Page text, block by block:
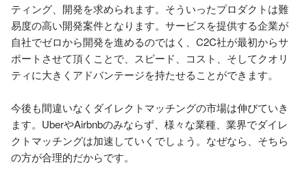
ティング、開発を求められます。そういったプロダクトは難
易度の高い開発案件となります。サービスを提供する企業が
自社でゼロから開発を進めるのではく、C2C社が最初からサ
ポートさせて頂くことで、スピード、コスト、そしてクオリ
ティに大きくアドバンテージを持たせることができます。
今後も間違いなくダイレクトマッチングの市場は伸びていき
ます。UberやAirbnbのみならず、様々な業種、業界でダイレ
クトマッチングは加速していくでしょう。なぜなら、そちら
の方が合理的だからです。